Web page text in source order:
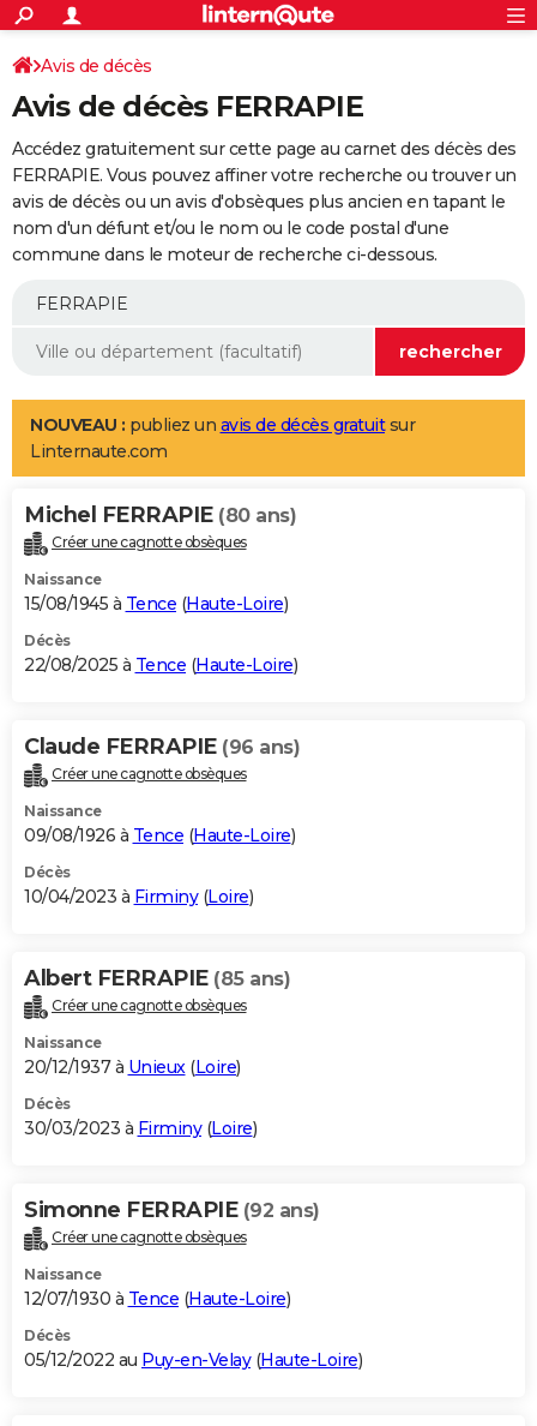
ACTUALITÉS
Politique
Société
Faits Divers
Education
Monde
Villes
+
SPORT
Coupe du monde 2026
Football
Tennis
Cyclisme
Rugby
Forum
Programme TV
TNT
Streaming
Cinéma
Sorties cinéma
Musique
+
FINANCE
Retraite
Epargne
Immobilier
Risques naturels par ville
Banque
Assurance
AUTO
Essais
Réserver un essai
Citadines
Berlines
SUV
Forum auto
+
Mobiles
Meilleur smartphone
Internet
Ordinateurs
Jeux vidéo
Guide high-tech
Aménagement intérieur
LIFESTYLE
Art de vivre
Bien-être
Loisirs
Mode
Modes de vie
Alimentation
Guide de la santé
Maladies
Médicaments
Sommeil
VOYAGE
Destinations
City break
Voyage nature
Voyage de noces
Forum
Climat
+PHOTO
GUIDES D'ACHAT
BONS PLANS
Carte de Noël
Carte Bonne année
Carte Saint-Valentin
Carte Pâques
Carte d'anniversaire
DICTIONNAIRE
Dictionnaire
Biographies
Citations
Expressions
Proverbes
PROGRAMME TV
S'inscrire
Se connecter
Lycées
Collèges
Primaires
Universités
Entreprises
Service militaire
Avis de recherche
AVIS DE DÉCÈS
Bricolage
Lifestyle
Culture
Sport
Auto
Television
Voyage
Cinema
Avis de décès
Avis de décès FERRAPIE
Accédez gratuitement sur cette page au carnet des décès des
FERRAPIE. Vous pouvez affiner votre recherche ou trouver un
avis de décès ou un avis d'obsèques plus ancien en tapant le
nom d'un défunt et/ou le nom ou le code postal d'une
commune dans le moteur de recherche ci-dessous.
NOUVEAU : publiez un avis de décès gratuitsur
Linternaute.com
Michel FERRAPIE (80 ans)
Créer une cagnotte obsèques
Naissance
15/08/1945 à Tence (Haute-Loire)
Décès
22/08/2025 à Tence (Haute-Loire)
Claude FERRAPIE (96 ans)
Créer une cagnotte obsèques
Naissance
09/08/1926 à Tence (Haute-Loire)
Décès
10/04/2023 à Firminy(Loire)
Albert FERRAPIE (85 ans)
Créer une cagnotte obsèques
Naissance
20/12/1937 à Unieux(Loire)
Décès
30/03/2023 à Firminy(Loire)
Simonne FERRAPIE (92 ans)
Créer une cagnotte obsèques
Naissance
12/07/1930 à Tence (Haute-Loire)
Décès
05/12/2022 au Puy-en-Velay(Haute-Loire)